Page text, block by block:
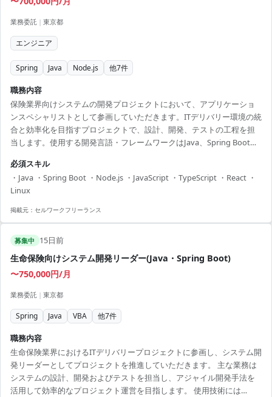
業務委託 | 東京都
エンジニア
Spring Java Node.js 他7件
職務内容
保険業界向けシステムの開発プロジェクトにおいて、アプリケーショ
ンスペシャリストとして参画していただきます。ITデリバリー環境の統
合と効率化を目指すプロジェクトで、設計、開発、テストの工程を担
当します。使用する開発言語・フレームワークはJava、Spring Boot、
このプロジェクトは、保険業の既存システムの刷新を目指す大規模プ
ロジェクトであり、エンジニアとしてキャリアアップを希望する方に
非常に適しています。変化を楽しみ、協力的なチーム体制を築ける方
には最適な環境です。週3日顧客先への出社、2日はリモートワークが...
必須スキル
・Java ・Spring Boot ・Node.js ・JavaScript ・TypeScript ・React ・
Linux
掲載元： セルワークフリーランス
募集中 15日前
生命保険向けシステム開発リーダー(Java・Spring Boot)
〜750,000円/月
業務委託 | 東京都
Spring Java VBA 他7件
職務内容
生命保険業界におけるITデリバリープロジェクトに参画し、システム開
発リーダーとしてプロジェクトを推進していただきます。 主な業務は
システムの設計、開発およびテストを担当し、アジャイル開発手法を
活用して効率的なプロジェクト運営を目指します。 使用技術には